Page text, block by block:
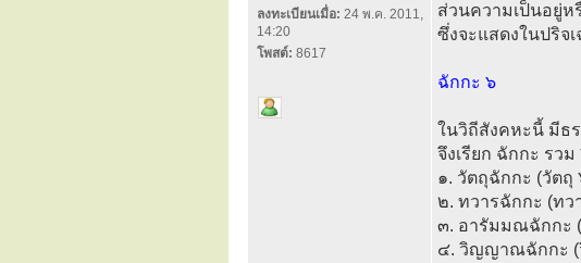
ลงทะเบียนเมื่อ: 24 พ.ค. 2011,
14:20
โพสต์: 8617
ส่วนความเป็นอยู่ห
ซึ่งจะแสดงในปริจ
ฉักกะ ๖
ในวิถีสังคหะนี้ มีธ
จึงเรียก ฉักกะ รว
๑. วัตถุฉักกะ (วัตถุ
๒. ทวารฉักกะ (ทว
๓. อารัมมณฉักกะ
๔. วิญญาณฉักกะ (